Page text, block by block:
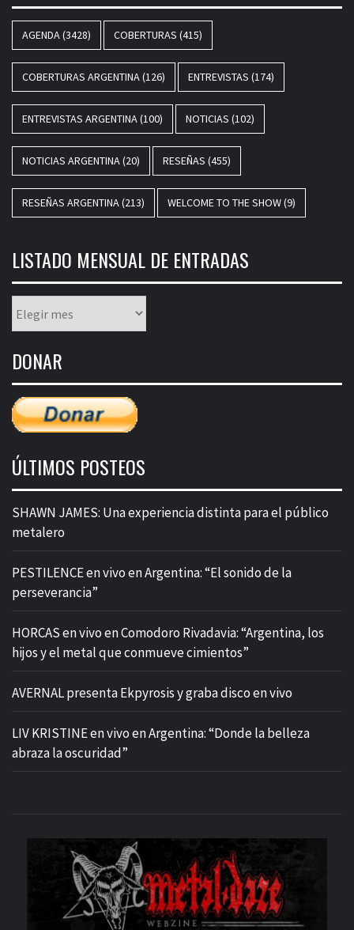
AGENDA(3428) COBERTURAS (415)
COBERTURAS ARGENTINA(126) ENTREVISTAS (174)
ENTREVISTAS ARGENTINA(100) NOTICIAS (102)
NOTICIAS ARGENTINA(20) RESEÑAS (455)
RESEÑAS ARGENTINA(213) WELCOME TO THE SHOW(9)
LISTADO MENSUAL DE ENTRADAS
mensual
entradas
DONAR
ÚLTIMOS POSTEOS
SHAWN JAMES: Una experiencia distinta para el público
metalero
PESTILENCE en vivo en Argentina: “El sonido de la
perseverancia”
HORCAS en vivo en Comodoro Rivadavia: “Argentina, los
hijos y el metal que conmueve cimientos”
AVERNAL presenta Ekpyrosis y graba disco en vivo
LIV KRISTINE en vivo en Argentina: “Donde la belleza
abraza la oscuridad”